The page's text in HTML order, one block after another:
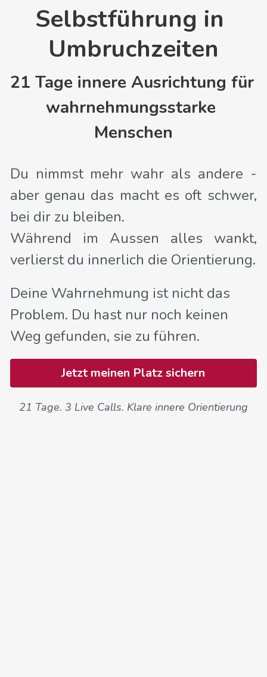
Selbstführung in
Umbruchzeiten
21 Tage innere Ausrichtung für
wahrnehmungsstarke
Menschen
Du nimmst mehr wahr als andere -
aber genau das macht es oft schwer,
bei dir zu bleiben.
Während im Aussen alles wankt,
Deine Wahrnehmung ist nicht das
Problem. Du hast nur noch keinen
Weg gefunden, sie zu führen.
Jetzt meinen Platz sichern
21 Tage. 3 Live Calls. Klare innere Orientierung